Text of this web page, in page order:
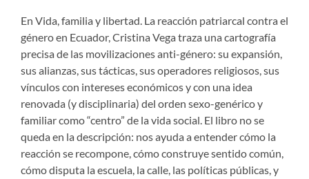
En Vida, familia y libertad. La reacción patriarcal contra el
género en Ecuador, Cristina Vega traza una cartografía
precisa de las movilizaciones anti-género: su expansión,
sus alianzas, sus tácticas, sus operadores religiosos, sus
vínculos con intereses económicos y con una idea
renovada (y disciplinaria) del orden sexo-genérico y
familiar como “centro” de la vida social. El libro no se
queda en la descripción: nos ayuda a entender cómo la
reacción se recompone, cómo construye sentido común,
cómo disputa la escuela, la calle, las políticas públicas, y